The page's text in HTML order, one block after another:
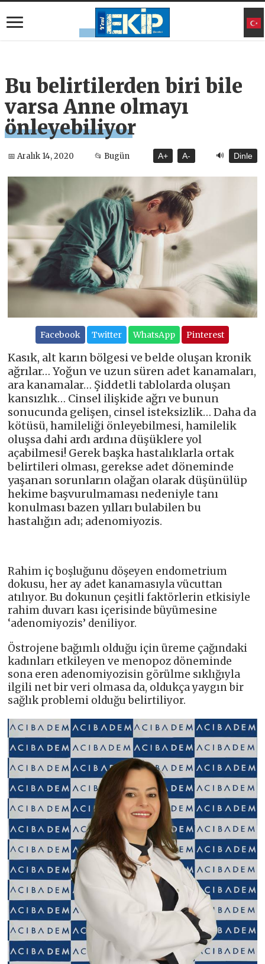
Bu belirtilerden biri bile
varsa Anne olmayı
önleyebiliyor
📅 Aralık 14, 2020 📂 Bugün A+ A- 🔊 Dinle
Facebook Twitter WhatsApp Pinterest
Kasık, alt karın bölgesi ve belde oluşan kronik
ağrılar… Yoğun ve uzun süren adet kanamaları,
ara kanamalar… Şiddetli tablolarda oluşan
kansızlık… Cinsel ilişkide ağrı ve bunun
sonucunda gelişen, cinsel isteksizlik… Daha da
kötüsü, hamileliği önleyebilmesi, hamilelik
oluşsa dahi ardı ardına düşüklere yol
açabilmesi! Gerek başka hastalıklarla ortak
belirtileri olması, gerekse adet döneminde
yaşanan sorunların olağan olarak düşünülüp
hekime başvurulmaması nedeniyle tanı
konulması bazen yılları bulabilen bu
hastalığın adı; adenomiyozis.
Rahim iç boşluğunu döşeyen endometrium
dokusu, her ay adet kanamasıyla vücuttan
atılıyor. Bu dokunun çeşitli faktörlerin etkisiyle
rahim duvarı kası içerisinde büyümesine
‘adenomiyozis’ deniliyor.
Östrojene bağımlı olduğu için üreme çağındaki
kadınları etkileyen ve menopoz döneminde
sona eren adenomiyozisin görülme sıklığıyla
ilgili net bir veri olmasa da, oldukça yaygın bir
sağlık problemi olduğu belirtiliyor.